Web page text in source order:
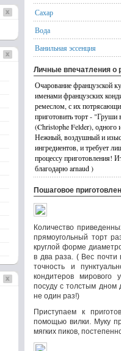
Сахар
Вода
Ванильная эссенция
Личные впечатления о
Очарование французской
именами французских
ремеслом, с их
приготовить торт - "Груши
(Christophe Felder),
Нежный, воздушный и
ингредиентов, и требует
процессу приготовления!
благодарю arnaud )
Пошаговое
Количество
прямоугольный торт
круглой форме
в два раза. ( Вес почти
точность и
кондитеров мирового
посуду с толстым дном
не один раз!)
Приступаем к
помощью вилки. Муку
мягких пиков,